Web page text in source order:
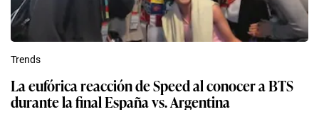
Trends
La eufórica reacción de Speed al conocer a BTS
durante la final España vs. Argentina